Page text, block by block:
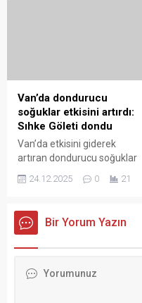
çıkan Muhammet Furkan
Karadağ, rakiplerini geride
bırakarak Türkiye
Şampiyonu oldu. Erzurum
mücadele eden...
Van’da dondurucu
soğuklar etkisini artırdı:
Sıhke Göleti dondu
Van’da etkisini giderek
artıran dondurucu soğuklar
etkiliyor. Gece saatlerinde
altında çift haneli değerlere
düşmesiyle birlikte, kentin
Sıhke Göleti’nin yüzeyi
24.12.2025 0 21
Bir Yorum Yazın